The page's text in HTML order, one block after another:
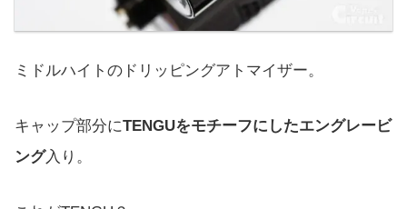
ミドルハイトのドリッピングアトマイザー。
キャップ部分にTENGUをモチーフにしたエングレービ
ング入り。